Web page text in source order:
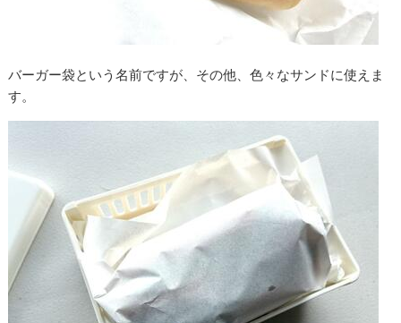
バーガー袋という名前ですが、その他、色々なサンドに使えま
す。